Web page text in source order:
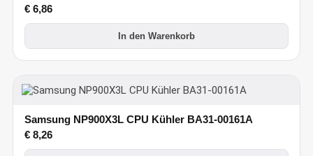
€6,86
In den Warenkorb
Samsung NP900X3L CPU Kühler BA31-00161A
€8,26